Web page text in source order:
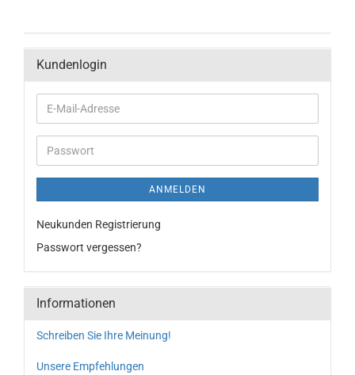
Kundenlogin
ANMELDEN
Neukunden Registrierung
Passwort vergessen?
Informationen
Schreiben Sie Ihre Meinung!
Unsere Empfehlungen